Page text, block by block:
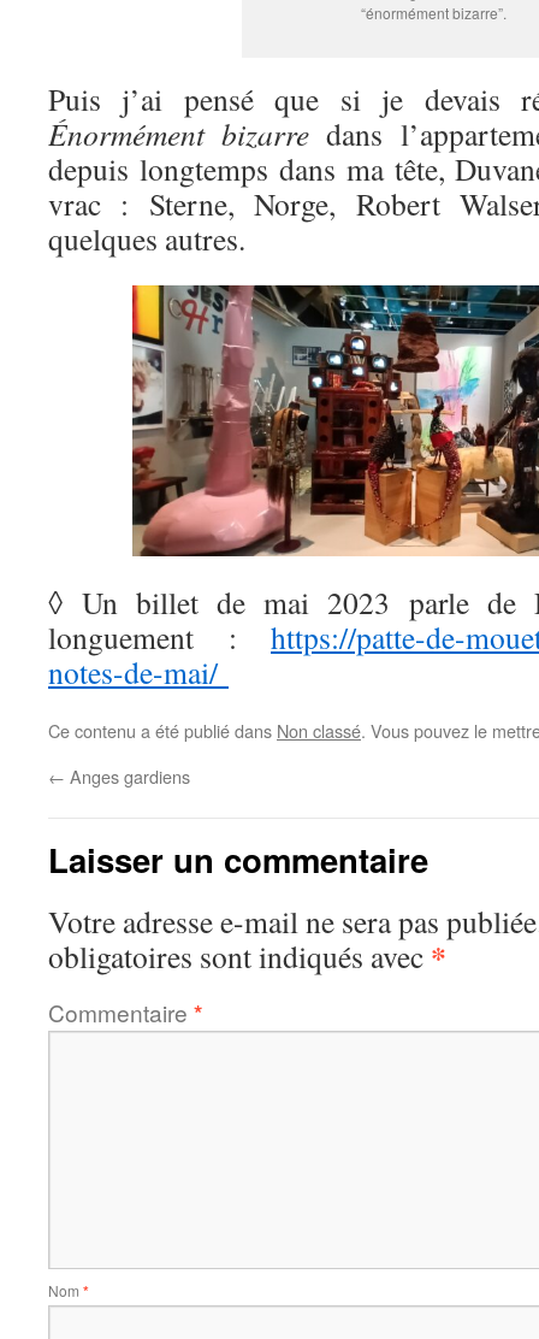
“énormément bizarre”.
Puis j’ai pensé que si je devais
Énormément bizarre dans
depuis longtemps dans ma tête,
vrac : Sterne, Norge, Robert
quelques autres.
◊ Un billet de mai 2023 parle de
longuement : https://patte-de-
notes-de-mai/
Ce contenu a été publié dans Non classé. Vous pouvez le
← Anges gardiens
Laisser un commentaire
Votre adresse e-mail ne sera pas
obligatoires sont indiqués avec *
Commentaire *
Nom *